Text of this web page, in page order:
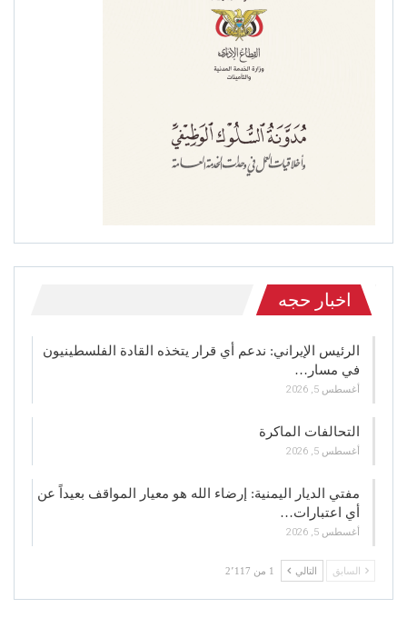
اخبار حجه
الرئيس الإيراني: ندعم أي قرار يتخذه القادة الفلسطينيون
في مسار…
أغسطس 5, 2026
التحالفات الماكرة
أغسطس 5, 2026
مفتي الديار اليمنية: إرضاء الله هو معيار المواقف بعيداً عن
أي اعتبارات…
أغسطس 5, 2026
السابق التالي 1 من 2٬117